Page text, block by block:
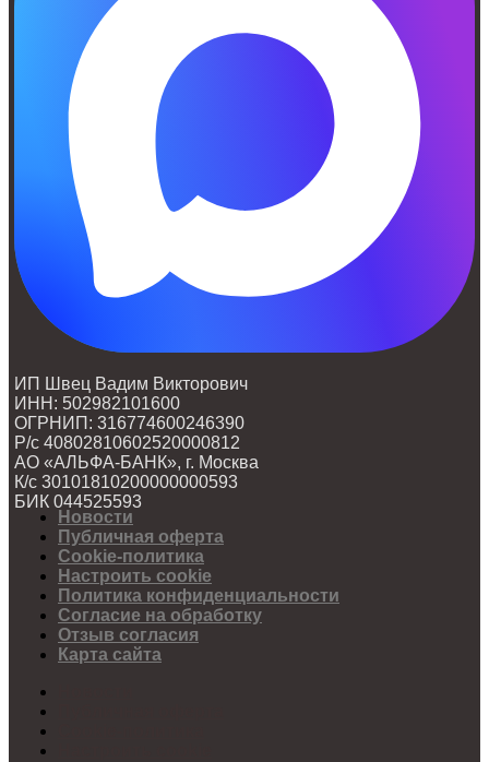
ИП Швец Вадим Викторович
ИНН: 502982101600
ОГРНИП: 316774600246390
Р/с 40802810602520000812
АО «АЛЬФА-БАНК», г. Москва
К/с 30101810200000000593
БИК 044525593
Новости
Публичная оферта
Cookie-политика
Настроить cookie
Политика конфиденциальности
Согласие на обработку
Отзыв согласия
Карта сайта